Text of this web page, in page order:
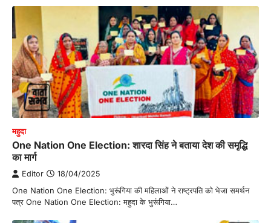
महुदा
One Nation One Election: शारदा सिंह ने बताया देश की समृद्धि
का मार्ग
Editor 18/04/2025
One Nation One Election: भुरूंगिया की महिलाओं ने राष्ट्रपति को भेजा समर्थन
पत्र One Nation One Election: महुदा के भुरूंगिया…